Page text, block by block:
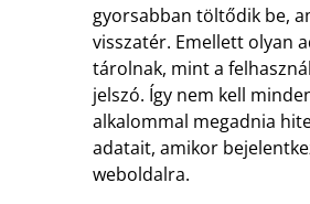
gyorsabban töltődik be,
visszatér. Emellett olyan
tárolnak, mint a
jelszó. Így nem kell
alkalommal megadnia
adatait, amikor
weboldalra.